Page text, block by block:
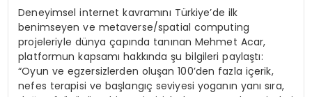
Deneyimsel internet kavramını Türkiye’de ilk
benimseyen ve metaverse/spatial computing
projeleriyle dünya çapında tanınan Mehmet Acar,
platformun kapsamı hakkında şu bilgileri paylaştı:
“Oyun ve egzersizlerden oluşan 100’den fazla içerik,
nefes terapisi ve başlangıç seviyesi yoganın yanı sıra,